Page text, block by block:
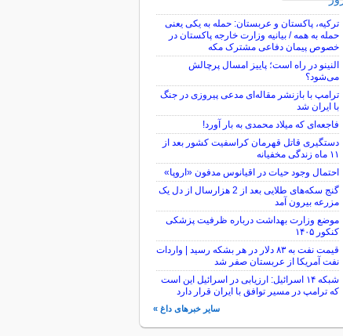
ترکیه، پاکستان و عربستان: حمله به یکی یعنی
حمله به همه / بیانیه وزارت خارجه پاکستان در
خصوص پیمان دفاعی مشترک مکه
النینو در راه است؛ پاییز امسال پرچالش
می‌شود؟
ترامپ با بازنشر مقاله‌ای مدعی پیروزی در جنگ
با ایران شد
فاجعه‌ای که میلاد محمدی به بار آورد!
دستگیری قاتل قهرمان کراسفیت کشور بعد از
۱۱ ماه زندگی مخفیانه
احتمال وجود حیات در اقیانوس مدفون «اروپا»
گنج سکه‌های طلایی بعد از 2 هزارسال از دل یک
مزرعه بیرون آمد
موضع وزارت بهداشت درباره ظرفیت پزشکی
کنکور ۱۴۰۵
قیمت نفت به ۸۳ دلار در هر بشکه رسید | واردات
نفت آمریکا از عربستان صفر شد
شبکه ۱۴ اسرائیل: ارزیابی در اسرائیل این است
که ترامپ در مسیر توافق با ایران قرار دارد
سایر خبرهای داغ »